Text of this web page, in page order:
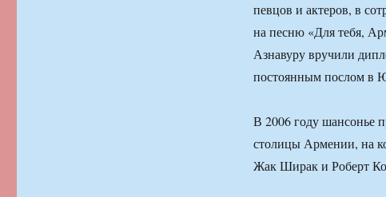
певцов и актеров, в
на песню «Для тебя,
Азнавуру вручили
постоянным послом
В 2006 году шансонье
столицы Армении, на
Жак Ширак и Роберт